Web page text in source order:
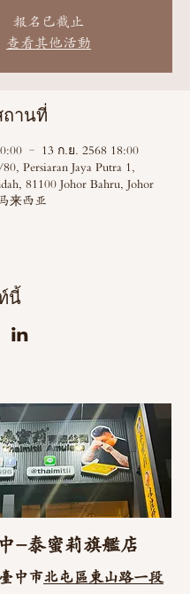
報名已截止
查看其他活動
ถานที่
– 13 ก.ย. 2568 18:00
Persiaran Jaya Putra 1,
81100 Johor Bahru, Johor
来西亚
นี้
-泰蜜莉旗艦店
中市北屯區東山路一段